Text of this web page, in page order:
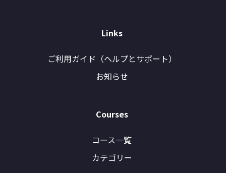
Links
ご利用ガイド（ヘルプとサポート）
お知らせ
Courses
コース一覧
カテゴリー